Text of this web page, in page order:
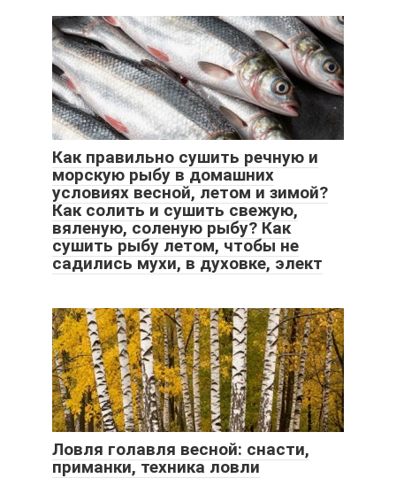
Как правильно сушить речную и
морскую рыбу в домашних
условиях весной, летом и зимой?
Как солить и сушить свежую,
вяленую, соленую рыбу? Как
сушить рыбу летом, чтобы не
садились мухи, в духовке, элект
Ловля голавля весной: снасти,
приманки, техника ловли